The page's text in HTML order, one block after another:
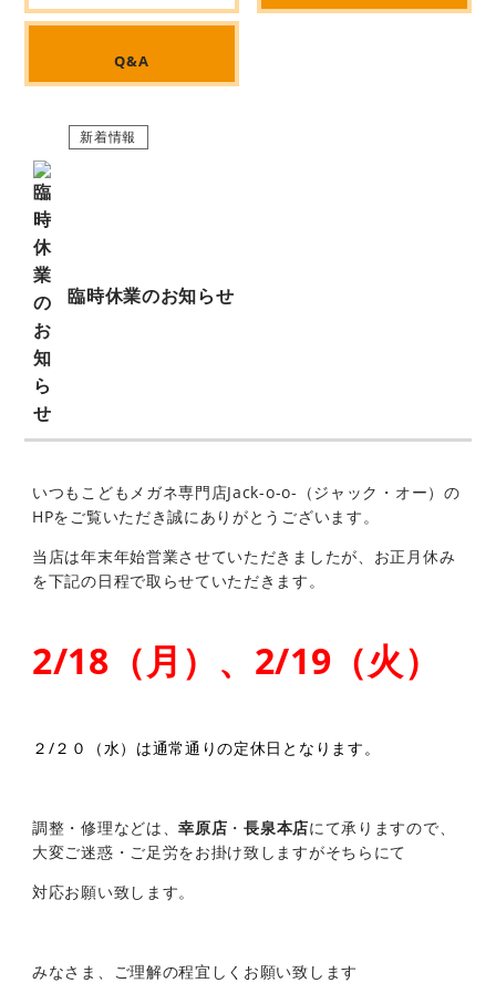
Q&A
新着情報
臨時休業のお知らせ
いつもこどもメガネ専門店Jack-o-o-（ジャック・オー）の
HPをご覧いただき誠にありがとうございます。
当店は年末年始営業させていただきましたが、お正月休み
を下記の日程で取らせていただきます。
2/18（月）、2/19（火）
２/２０（水）は通常通りの定休日となります。
調整・修理などは、幸原店 ・長泉本店にて承りますので、
大変ご迷惑・ご足労をお掛け致しますがそちらにて
対応お願い致します。
みなさま、ご理解の程宜しくお願い致します